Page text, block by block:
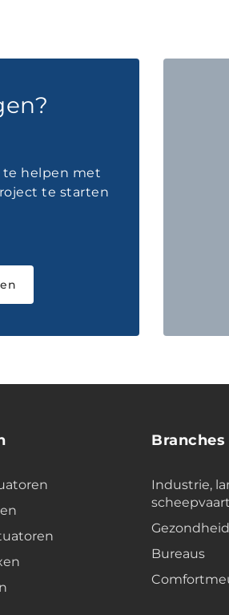
te helpen met
te starten
Branches
Industrie,
scheepvaart
Bureaus